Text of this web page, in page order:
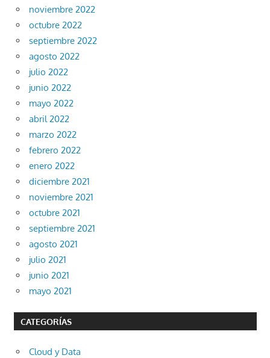
noviembre 2022
octubre 2022
septiembre 2022
agosto 2022
julio 2022
junio 2022
mayo 2022
abril 2022
marzo 2022
febrero 2022
enero 2022
diciembre 2021
noviembre 2021
octubre 2021
septiembre 2021
agosto 2021
julio 2021
junio 2021
mayo 2021
CATEGORÍAS
Cloud y Data